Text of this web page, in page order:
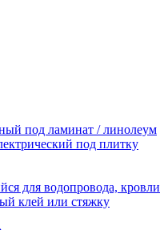
под ламинат / линолеум
под плитку
для водопровода, кровли
клей или стяжку